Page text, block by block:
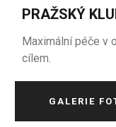
PRAŽSKÝ
Maximální péče v
cílem.
GALERIE